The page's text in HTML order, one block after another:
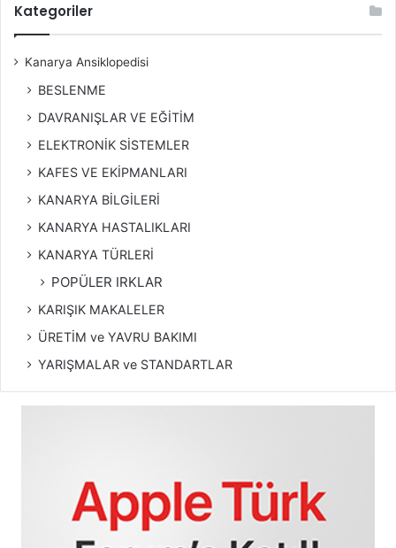
Kategoriler
Kanarya Ansiklopedisi
BESLENME
DAVRANIŞLAR VE EĞİTİM
ELEKTRONİK SİSTEMLER
KAFES VE EKİPMANLARI
KANARYA BİLGİLERİ
KANARYA HASTALIKLARI
KANARYA TÜRLERİ
POPÜLER IRKLAR
KARIŞIK MAKALELER
ÜRETİM ve YAVRU BAKIMI
YARIŞMALAR ve STANDARTLAR